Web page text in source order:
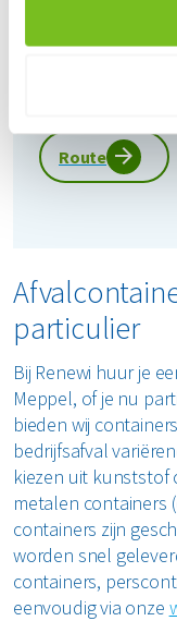
Route
particulier
Bij Renewi huur je
Meppel, of je nu
bieden wij
bedrijfsafval
kiezen uit kunststof
metalen containers
containers zijn
worden snel
containers,
eenvoudig via onze